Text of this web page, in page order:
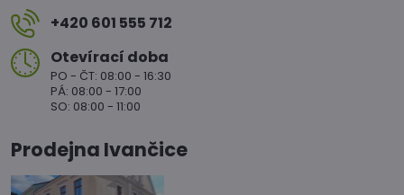
+420 601 555 712
Otevírací doba
PO - ČT: 08:00 - 16:30
PÁ: 08:00 - 17:00
SO: 08:00 - 11:00
Prodejna Ivančice